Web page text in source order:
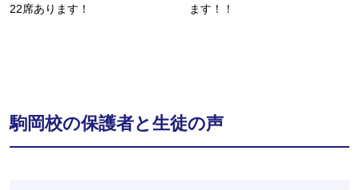
22席あります！
ます！！
駒岡校の保護者と生徒の声